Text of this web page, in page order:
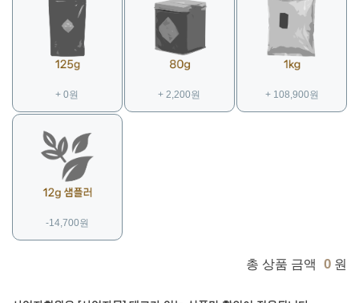
+ 0원 + 2,200원 + 108,900원
-14,700원
총 상품 금액 0 원